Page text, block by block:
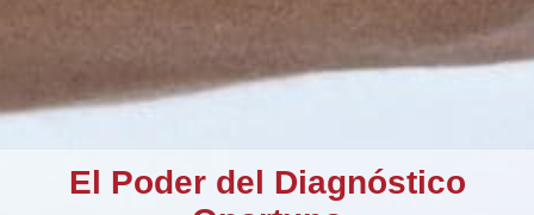
El Poder del Diagnóstico